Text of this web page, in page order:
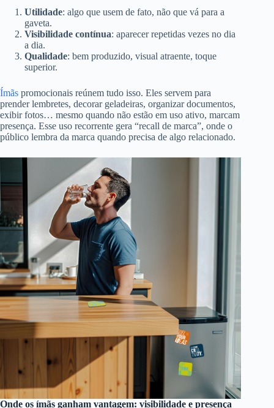
Utilidade: algo que usem de fato, não que vá para a
gaveta.
Visibilidade contínua: aparecer repetidas vezes no dia
a dia.
Qualidade: bem produzido, visual atraente, toque
superior.
Ímãs promocionais reúnem tudo isso. Eles servem para
prender lembretes, decorar geladeiras, organizar documentos,
exibir fotos… mesmo quando não estão em uso ativo, marcam
presença. Esse uso recorrente gera “recall de marca”, onde o
público lembra da marca quando precisa de algo relacionado.
Onde os ímãs ganham vantagem: visibilidade e presença